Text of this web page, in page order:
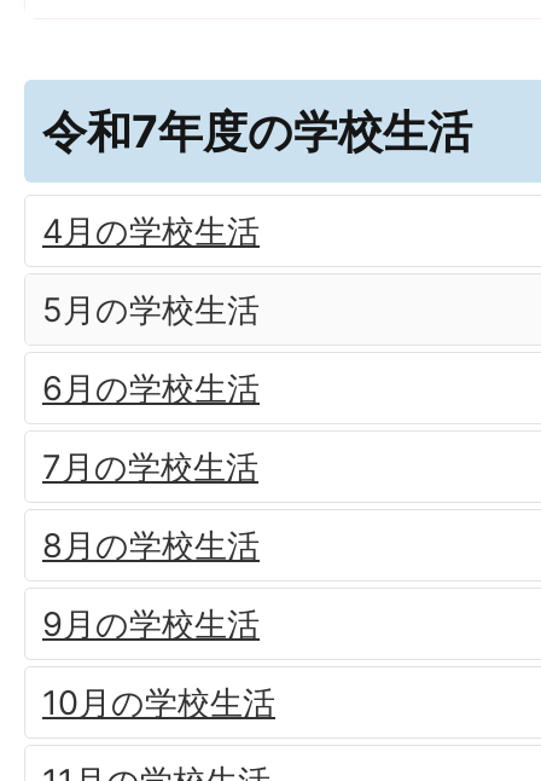
令和7年度の学校生活
4月の学校生活
5月の学校生活
6月の学校生活
7月の学校生活
8月の学校生活
9月の学校生活
10月の学校生活